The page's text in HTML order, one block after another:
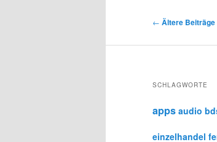
← Ältere Beiträge
SCHLAGWORTE
apps audio
einzelhandel